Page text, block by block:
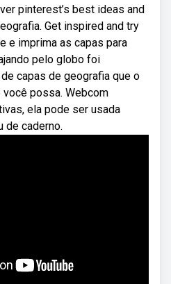
pinterest’s best ideas and
Get inspired and try
e imprima as capas para
pelo globo foi
capas de geografia que o
você possa. Webcom
ela pode ser usada
de caderno.